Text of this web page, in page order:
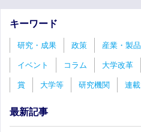
キーワード
研究・成果 政策 産業・製品
イベント コラム 大学改革
賞 大学等 研究機関 連載
最新記事